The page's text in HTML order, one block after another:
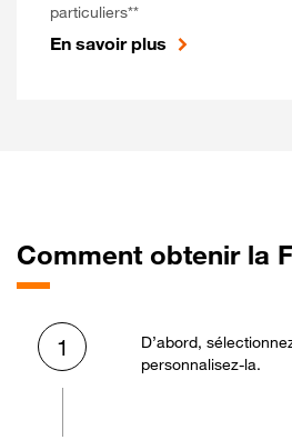
particuliers**
En savoir plus
Comment obtenir la
1
D’abord,
personnalisez-la.